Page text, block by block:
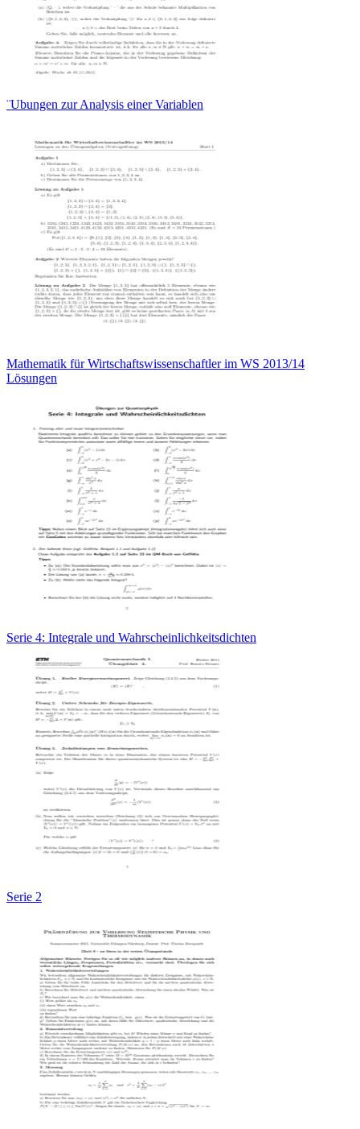
¨Ubungen zur Analysis einer Variablen
Mathematik für Wirtschaftswissenschaftler im WS 2013/14
Lösungen
Serie 4: Integrale und Wahrscheinlichkeitsdichten
Serie 2